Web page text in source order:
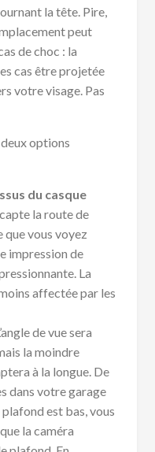
la tête. Pire,
peut
de choc : la
cas être projetée
votre visage. Pas
options
du casque
la route de
que vous voyez
impression de
La
affectée par les
de vue sera
la moindre
à la longue. De
dans votre garage
est bas, vous
la caméra